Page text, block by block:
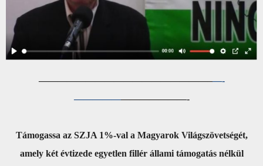
——————————————————–—-
————————————-
Támogassa az SZJA 1%-val a Magyarok Világszövetségét,
amely két évtizede egyetlen fillér állami támogatás nélkül